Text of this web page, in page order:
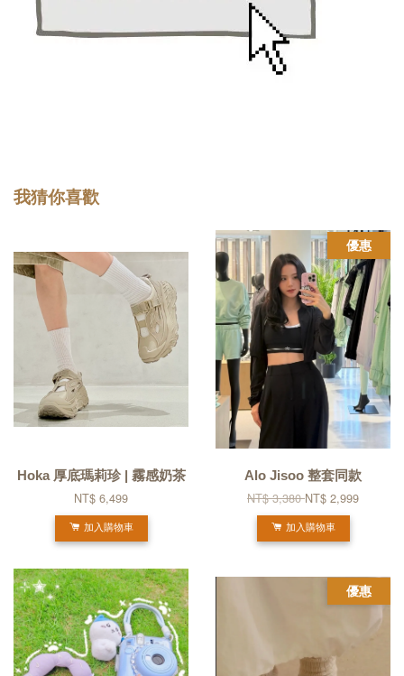
我猜你喜歡
Hoka 厚底瑪莉珍 | 霧感奶茶
NT$ 6,499
加入購物車
優惠
Alo Jisoo 整套同款
NT$ 3,380NT$ 2,999
加入購物車
優惠